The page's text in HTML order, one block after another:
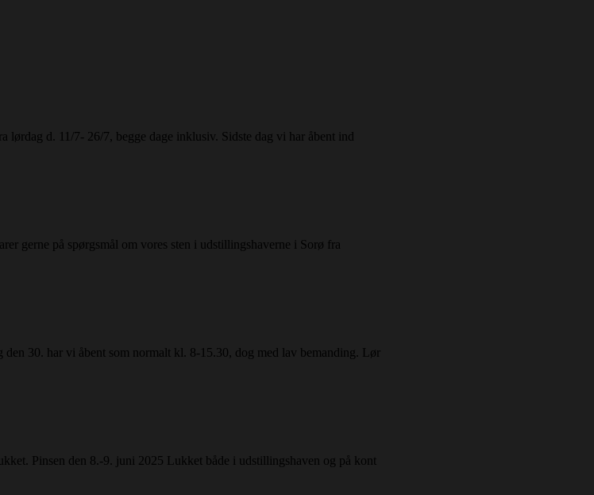
lørdag d. 11/7- 26/7, begge dage inklusiv. Sidste dag vi har åbent ind
gerne på spørgsmål om vores sten i udstillingshaverne i Sorø fra
30. har vi åbent som normalt kl. 8-15.30, dog med lav bemanding. Lør
Pinsen den 8.-9. juni 2025 Lukket både i udstillingshaven og på kont